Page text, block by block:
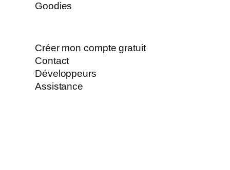
Goodies
Créer mon compte gratuit
Contact
Développeurs
Assistance